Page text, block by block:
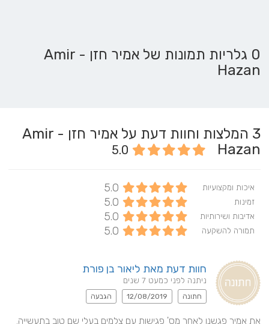
0 גלריות תמונות של אמיר חזן - Amir
Hazan
3
המלצות וחוות דעת על אמיר חזן - Amir
Hazan
5.0
איכות ומקצועיות 5.0
זמינות 5.0
אדיבות ושירותיות 5.0
תמורה להשקעה 5.0
חוות דעת מאת ליאור בן פורת
ניתנה לפני כמעט 7 שנים
חתונה 12/08/2019 הגבעה